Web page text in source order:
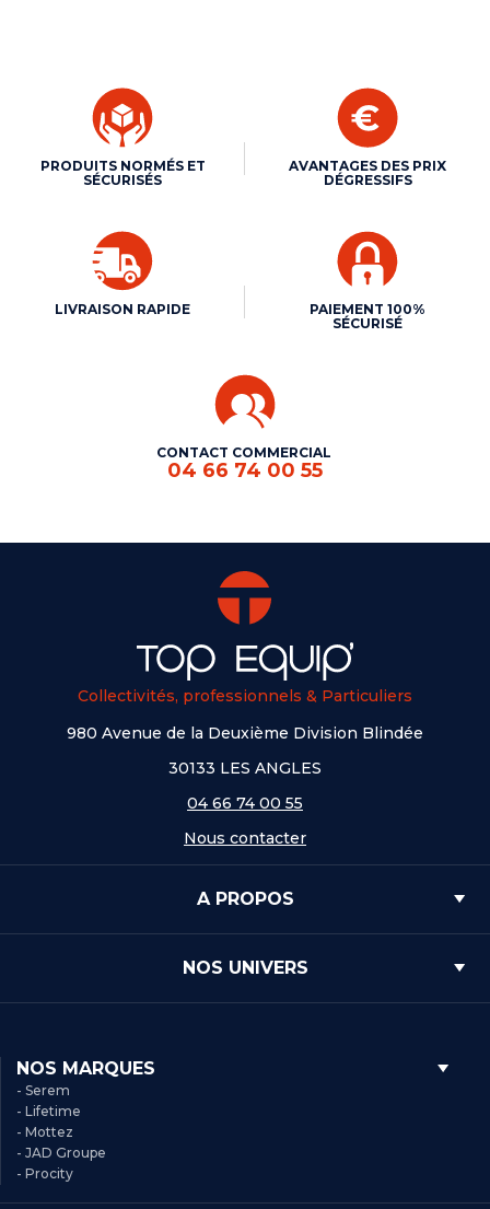
PRODUITS NORMÉS ET
SÉCURISÉS
AVANTAGES DES PRIX
DÉGRESSIFS
LIVRAISON RAPIDE
PAIEMENT 100%
SÉCURISÉ
CONTACT COMMERCIAL
04 66 74 00 55
Collectivités, professionnels & Particuliers
980 Avenue de la Deuxième Division Blindée
30133 LES ANGLES
04 66 74 00 55
Nous contacter
A PROPOS
NOS UNIVERS
NOS MARQUES
- Serem
- Lifetime
- Mottez
- JAD Groupe
- Procity